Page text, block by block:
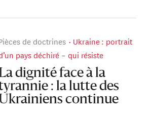
de doctrines
Ukraine : portrait
pays déchiré – qui résiste
dignité face à la
: la lutte des
Ukrainiens continue